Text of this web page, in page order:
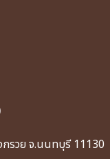
กรวย จ.นนทบุรี 11130